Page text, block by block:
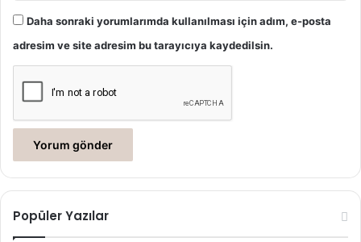
Daha sonraki yorumlarımda kullanılması için adım, e-posta
adresim ve site adresim bu tarayıcıya kaydedilsin.
Popüler Yazılar